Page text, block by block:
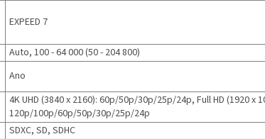
EXPEED 7
Auto, 100 - 64 000 (50 - 204 800)
Ano
4K UHD (3840 x 2160): 60p/50p/30p/25p/24p, Full HD (1920 x
120p/100p/60p/50p/30p/25p/24p
SDXC, SD, SDHC